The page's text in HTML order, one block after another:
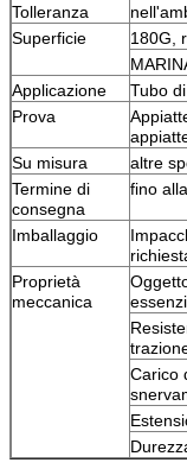
Tolleranza
Superficie
180G,
Applicazione
Tubo
Prova
Su misura
altre
Termine di
consegna
fino
Imballaggio
Proprietà
meccanica
Carico